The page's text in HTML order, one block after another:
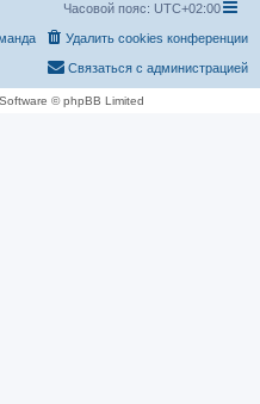
Часовой пояс: UTC+02:00
Удалить cookies конференции
Связаться с администрацией
© phpBB Limited